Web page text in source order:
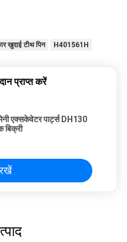
खुदाई टीथ पिन H401561H
प्राप्त करें
एक्सकेवेटर पार्ट्स DH130
बिक्री